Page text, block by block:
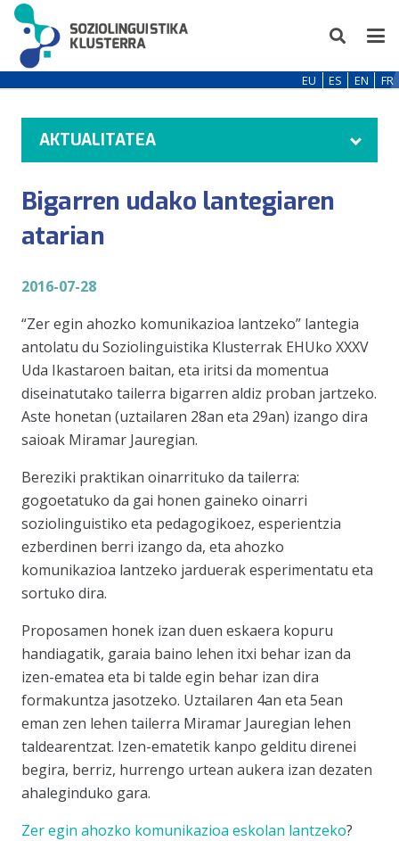
EU ES EN FR
AKTUALITATEA
Bigarren udako lantegiaren
atarian
2016-07-28
“Zer egin ahozko komunikazioa lantzeko” lantegia
antolatu du Soziolinguistika Klusterrak EHUko XXXV
Uda Ikastaroen baitan, eta iritsi da momentua
diseinatutako tailerra bigarren aldiz proban jartzeko.
Aste honetan (uztailaren 28an eta 29an) izango dira
saioak Miramar Jauregian.
Bereziki praktikan oinarrituko da tailerra:
gogoetatuko da gai honen gaineko oinarri
soziolinguistiko eta pedagogikoez, esperientzia
ezberdinen berri izango da, eta ahozko
komunikazioa lantzeko jarduerak esperimentatu eta
sortuko dira.
Proposamen honek izan duen eskaera kopuru
handiagatik, garaia baino lehen itxi behar izan da
izen-ematea eta bi talde egin behar izan dira
formakuntza jasotzeko. Uztailaren 4an eta 5ean
eman zen lehen tailerra Miramar Jauregian lehen
taldearentzat. Izen-ematetik kanpo gelditu direnei
begira, berriz, hurrengo urtean aukera izan dezaten
ahaleginduko gara.
Zer egin ahozko komunikazioa eskolan lantzeko?